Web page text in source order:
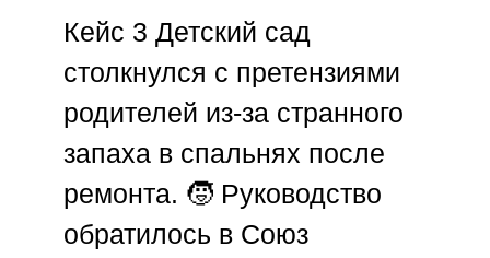
Кейс 3 Детский сад
столкнулся с претензиями
родителей из-за странного
запаха в спальнях после
ремонта. 🧒 Руководство
обратилось в Союз